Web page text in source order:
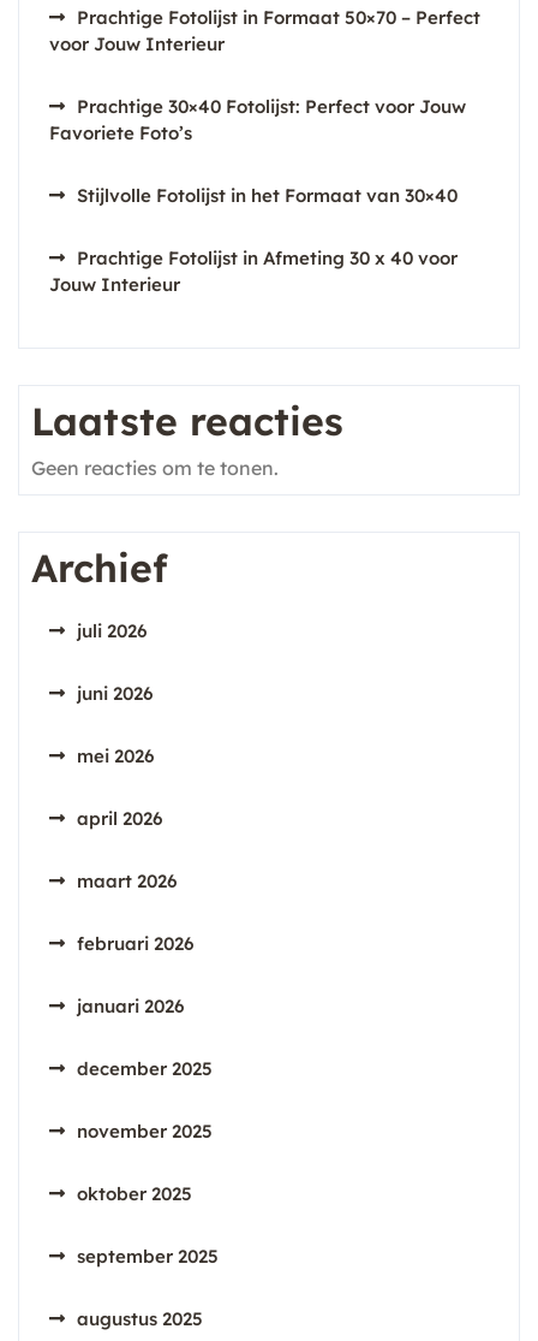
Prachtige Fotolijst in Formaat 50×70 – Perfect
voor Jouw Interieur
Prachtige 30×40 Fotolijst: Perfect voor Jouw
Favoriete Foto’s
Stijlvolle Fotolijst in het Formaat van 30×40
Prachtige Fotolijst in Afmeting 30 x 40 voor
Jouw Interieur
Laatste reacties
Geen reacties om te tonen.
Archief
juli 2026
juni 2026
mei 2026
april 2026
maart 2026
februari 2026
januari 2026
december 2025
november 2025
oktober 2025
september 2025
augustus 2025